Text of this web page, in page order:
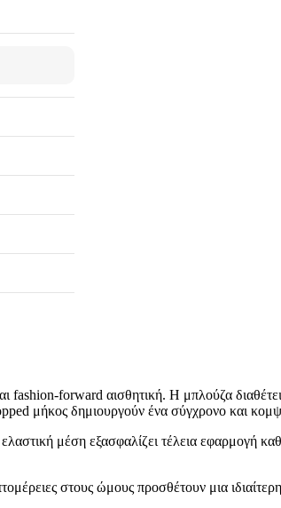
forward αισθητική. Η μπλούζα
μήκος δημιουργούν ένα σύγχρονο και
μέση εξασφαλίζει τέλεια εφαρμογή
στους ώμους προσθέτουν μια